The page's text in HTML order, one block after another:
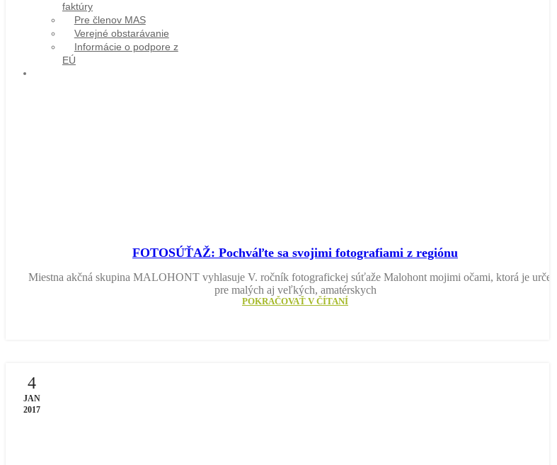
faktúry
Pre členov MAS
Verejné obstarávanie
Informácie o podpore z
EÚ
FOTOSÚŤAŽ: Pochváľte sa svojimi fotografiami z regiónu
Miestna akčná skupina MALOHONT vyhlasuje V. ročník fotografickej súťaže Malohont mojimi očami, ktorá je určená
pre malých aj veľkých, amatérskych
POKRAČOVAŤ V ČÍTANÍ
4
JAN
2017